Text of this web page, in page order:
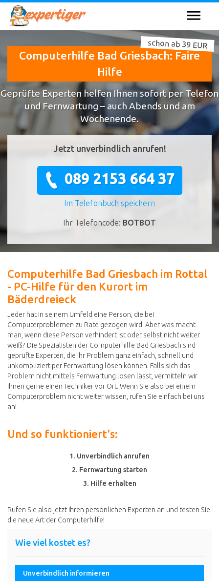
Computerhilfe Bad Griesbach: Faire
Hilfe
schon ab 39 EUR
Geprüfte Experten helfen Ihnen sofort per Telefon
und Fernwartung – auch Abends und am
Wochenende.
Jetzt unverbindlich anrufen!
089 2153 664 37
Im Telefonbuch speichern
Ihr Telefoncode: BOTBOT
Computerhilfe Bad Griesbach im Rottal
- PC-Hilfe für den Kurort im
Bäderdreieck
Jeder hat in seinem Umfeld eine Person, die bei
Computerproblemen zu Rate gezogen wird. Aber was macht
man, wenn diese Person verhindert ist oder selbst nicht weiter
weiß? Die Spezialisten der Computerhilfe Bad Griesbach sind
geprüfte Experten, die Ihr Problem ganz einfach, schnell und
unkompliziert per Fernwartung lösen können. Falls sich das
Problem nicht mittels Fernwartung lösen lässt, vermitteln wir
Ihnen gerne einen Techniker vor Ort. Wenn Sie also bei einem
Computerproblem nicht weiter wissen, rufen Sie einfach bei uns
an!
Und so funktioniert's:
1. Unverbindlich anrufen
2. Fernwartung starten
3. Hilfe erhalten
Rufen Sie also jetzt Ihren persönlichen Experten an und testen Sie
die neue Art der Computerhilfe!
Wie viel kostet es?
Unverbindlich informieren